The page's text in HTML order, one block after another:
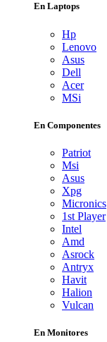
En Laptops
Hp
Lenovo
Asus
Dell
Acer
MSi
En Componentes
Patriot
Msi
Asus
Xpg
Micronics
1st Player
Intel
Amd
Asrock
Antryx
Havit
Halion
Vulcan
En Monitores